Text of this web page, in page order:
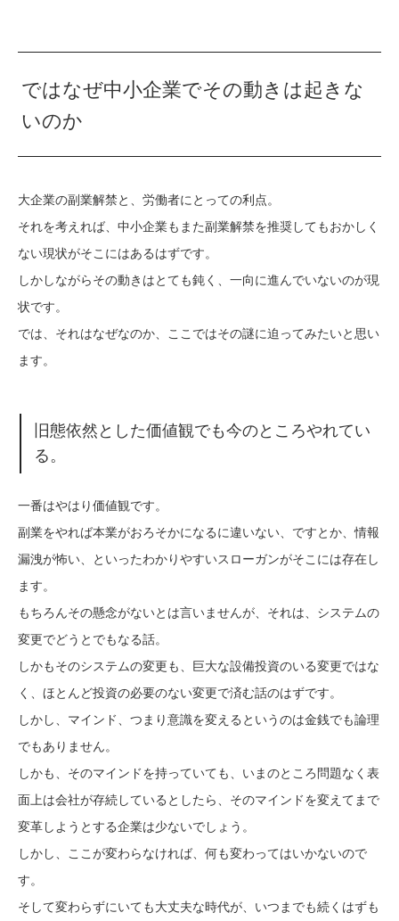
ではなぜ中小企業でその動きは起きな
いのか
大企業の副業解禁と、労働者にとっての利点。
それを考えれば、中小企業もまた副業解禁を推奨してもおかしく
ない現状がそこにはあるはずです。
しかしながらその動きはとても鈍く、一向に進んでいないのが現
状です。
では、それはなぜなのか、ここではその謎に迫ってみたいと思い
ます。
旧態依然とした価値観でも今のところやれてい
る。
一番はやはり価値観です。
副業をやれば本業がおろそかになるに違いない、ですとか、情報
漏洩が怖い、といったわかりやすいスローガンがそこには存在し
ます。
もちろんその懸念がないとは言いませんが、それは、システムの
変更でどうとでもなる話。
しかもそのシステムの変更も、巨大な設備投資のいる変更ではな
く、ほとんど投資の必要のない変更で済む話のはずです。
しかし、マインド、つまり意識を変えるというのは金銭でも論理
でもありません。
しかも、そのマインドを持っていても、いまのところ問題なく表
面上は会社が存続しているとしたら、そのマインドを変えてまで
変革しようとする企業は少ないでしょう。
しかし、ここが変わらなければ、何も変わってはいかないので
す。
そして変わらずにいても大丈夫な時代が、いつまでも続くはずも